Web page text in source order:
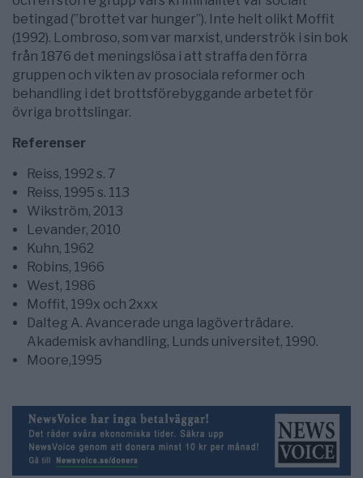
betingad (”brottet var hunger”). Inte helt olikt Moffit
(1992). Lombroso, som var marxist, underströk i sin bok
från 1876 det meningslösa i att straffa den förra
gruppen och vikten av prosociala reformer och
behandling i det brottsförebyggande arbetet för
övriga brottslingar.
Referenser
Reiss, 1992 s. 7
Reiss, 1995 s. 113
Wikström, 2013
Levander, 2010
Kuhn, 1962
Robins, 1966
West, 1986
Moffit, 199x och 2xxx
Dalteg A. Avancerade unga lagöverträdare.
Akademisk avhandling, Lunds universitet, 1990.
Moore,1995